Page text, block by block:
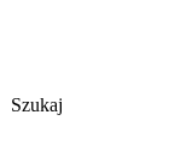
Szukaj